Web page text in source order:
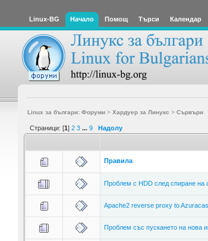
Linux-BG Начало Помощ Търси Календар
Linux за българи: Форуми> Хардуер за Линукс > Сървъри
Страници: [1] 2 3 ... 9 Надолу
Правила
Проблем с HDD след спиране на
Apache2 reverse proxy to
Проблем със пускането на нова